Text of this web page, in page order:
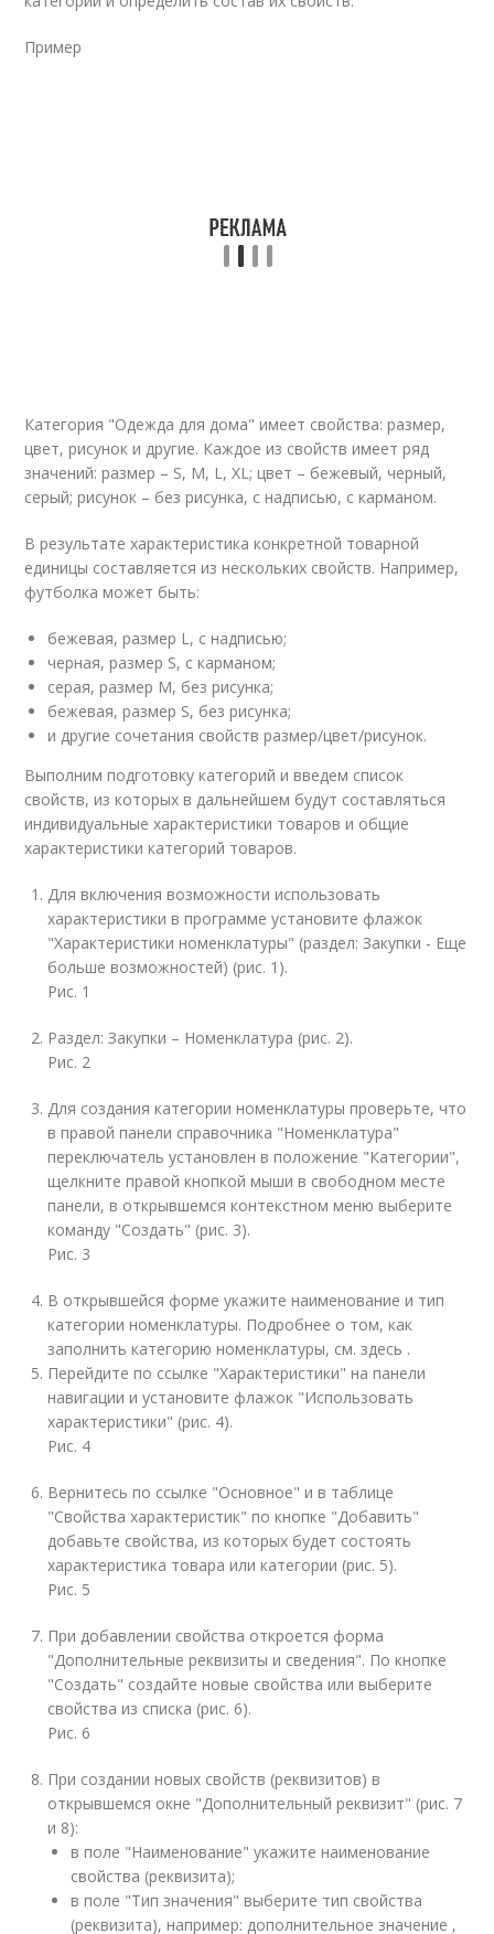
Пример
Категория "Одежда для дома" имеет свойства: размер,
цвет, рисунок и другие. Каждое из свойств имеет ряд
значений: размер – S, M, L, XL; цвет – бежевый, черный,
серый; рисунок – без рисунка, с надписью, с карманом.
В результате характеристика конкретной товарной
единицы составляется из нескольких свойств. Например,
футболка может быть:
бежевая, размер L, с надписью;
черная, размер S, c карманом;
серая, размер М, без рисунка;
бежевая, размер S, без рисунка;
и другие сочетания свойств размер/цвет/рисунок.
Выполним подготовку категорий и введем список
свойств, из которых в дальнейшем будут составляться
индивидуальные характеристики товаров и общие
характеристики категорий товаров.
Для включения возможности использовать
характеристики в программе установите флажок
"Характеристики номенклатуры" (раздел: Закупки - Еще
больше возможностей) (рис. 1).
Рис. 1
Раздел: Закупки – Номенклатура (рис. 2).
Рис. 2
Для создания категории номенклатуры проверьте, что
в правой панели справочника "Номенклатура"
переключатель установлен в положение "Категории",
щелкните правой кнопкой мыши в свободном месте
панели, в открывшемся контекстном меню выберите
команду "Создать" (рис. 3).
Рис. 3
В открывшейся форме укажите наименование и тип
категории номенклатуры. Подробнее о том, как
заполнить категорию номенклатуры, см. здесь .
Перейдите по ссылке "Характеристики" на панели
навигации и установите флажок "Использовать
характеристики" (рис. 4).
Рис. 4
Вернитесь по ссылке "Основное" и в таблице
"Свойства характеристик" по кнопке "Добавить"
добавьте свойства, из которых будет состоять
характеристика товара или категории (рис. 5).
Рис. 5
При добавлении свойства откроется форма
"Дополнительные реквизиты и сведения". По кнопке
"Создать" создайте новые свойства или выберите
свойства из списка (рис. 6).
Рис. 6
При создании новых свойств (реквизитов) в
открывшемся окне "Дополнительный реквизит" (рис. 7
и 8):
в поле "Наименование" укажите наименование
свойства (реквизита);
в поле "Тип значения" выберите тип свойства
(реквизита), например: дополнительное значение ,